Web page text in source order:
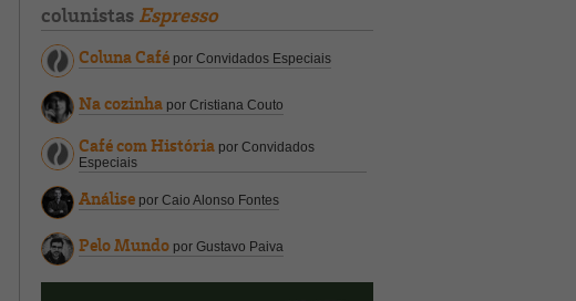
colunistas Espresso
Coluna Café por Convidados Especiais
Na cozinha por Cristiana Couto
Café com História por Convidados
Especiais
Análise por Caio Alonso Fontes
Pelo Mundo por Gustavo Paiva